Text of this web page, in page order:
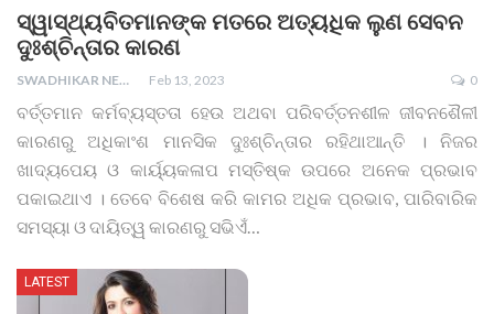
ସ୍ୱାସ୍ଥ୍ୟବିତମାନଙ୍କ ମତରେ ଅତ୍ୟଧିକ ଲୁଣ ସେବନ
ଦୁଃଶ୍ଚିନ୍ତାର କାରଣ
SWADHIKAR NEWS Feb 13, 2023 0
ବର୍ତ୍ତମାନ କର୍ମବ୍ୟସ୍ତତା ହେଉ ଅଥବା ପରିବର୍ତ୍ତନଶୀଳ ଜୀବନଶୈଳୀ
କାରଣରୁ ଅଧିକାଂଶ ମାନସିକ ଦୁଃଶ୍ଚିନ୍ତାର ରହିଥାଆନ୍ତି । ନିଜର
ଖାଦ୍ୟପେୟ ଓ କାର୍ୟ୍ୟକଳାପ ମସ୍ତିଷ୍କ ଉପରେ ଅନେକ ପ୍ରଭାବ
ପକାଇଥାଏ । ତେବେ ବିଶେଷ କରି କାମର ଅଧିକ ପ୍ରଭାବ, ପାରିବାରିକ
ସମସ୍ୟା ଓ ଦାୟିତ୍ୱ କାରଣରୁ ସଭିଏଁ…
LATEST